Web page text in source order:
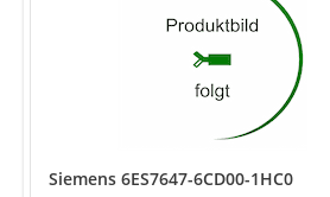
Siemens 6ES7647-6CD00-1HC0